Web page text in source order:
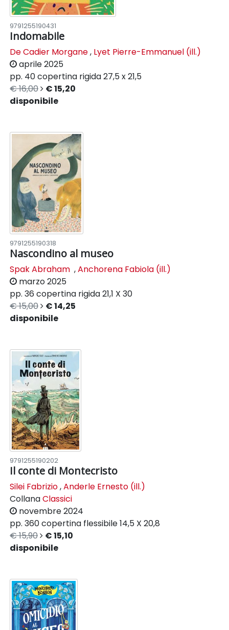
9791255190431
Indomabile
De Cadier Morgane, Lyet Pierre-Emmanuel (ill.)
aprile 2025
pp. 40copertina rigida27,5 x 21,5
€ 16,00
€ 15,20
disponibile
9791255190318
Nascondino al museo
Spak Abraham ,Anchorena Fabiola (ill.)
marzo 2025
pp. 36 copertina rigida21,1 X 30
€ 15,00
€ 14,25
disponibile
9791255190202
Il conte di Montecristo
Silei Fabrizio,Anderle Ernesto (ill.)
CollanaClassici
novembre 2024
pp. 360copertina flessibile14,5 X 20,8
€ 15,90
€ 15,10
disponibile